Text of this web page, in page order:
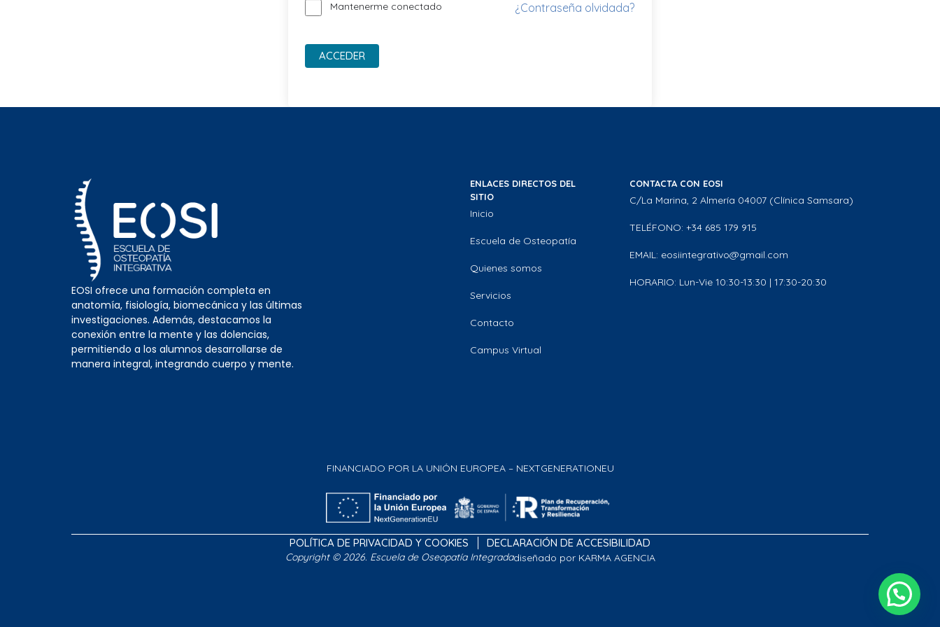
Mantenerme conectado ¿Contraseña olvidada?
ACCEDER
EOSI ofrece una formación completa en
anatomía, fisiología, biomecánica y las últimas
investigaciones. Además, destacamos la
conexión entre la mente y las dolencias,
permitiendo a los alumnos desarrollarse de
manera integral, integrando cuerpo y mente.
ENLACES DIRECTOS DEL
SITIO
Inicio
Escuela de Osteopatía
Quienes somos
Servicios
Contacto
Campus Virtual
CONTACTA CON EOSI
C/La Marina, 2 Almería 04007 (Clínica Samsara)
TELÉFONO: +34 685 179 915
EMAIL: eosiintegrativo@gmail.com
HORARIO: Lun-Vie 10:30-13:30 | 17:30-20:30
FINANCIADO POR LA UNIÓN EUROPEA – NEXTGENERATIONEU
POLÍTICA DE PRIVACIDAD Y COOKIES DECLARACIÓN DE ACCESIBILIDAD
Copyright © 2026. Escuela de Oseopatía Integradadiseñado por KARMA AGENCIA